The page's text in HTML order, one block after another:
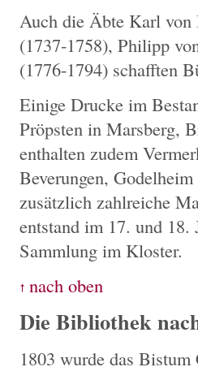
Auch die Äbte Karl von
(1737-1758), Philipp
(1776-1794) schafften
Einige Drucke im
Pröpsten in Marsberg,
enthalten zudem
Beverungen,
zusätzlich zahlreiche
entstand im 17. und 18.
Sammlung im Kloster.
Die Bibliothek
1803 wurde das